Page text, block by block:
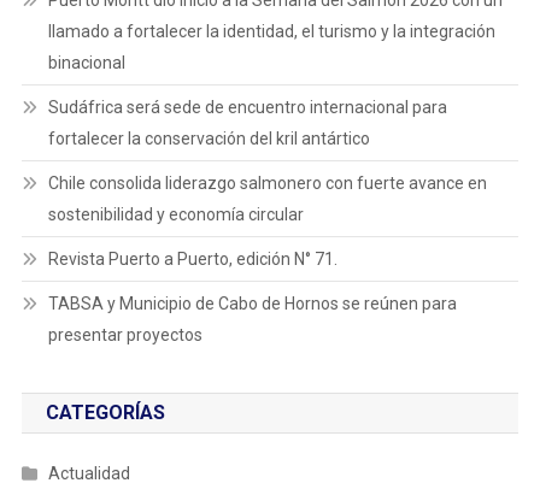
llamado a fortalecer la identidad, el turismo y la integración
binacional
Sudáfrica será sede de encuentro internacional para
fortalecer la conservación del kril antártico
Chile consolida liderazgo salmonero con fuerte avance en
sostenibilidad y economía circular
Revista Puerto a Puerto, edición N° 71.
TABSA y Municipio de Cabo de Hornos se reúnen para
presentar proyectos
CATEGORÍAS
Actualidad